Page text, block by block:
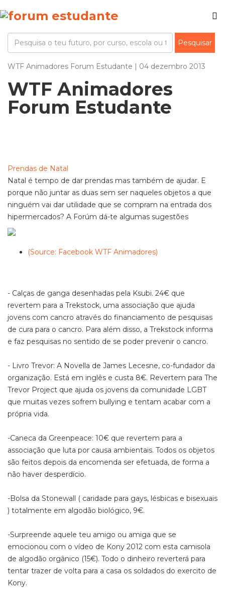
WTF Animadores Forum Estudante | 04 dezembro 2013
WTF Animadores
Forum Estudante
Prendas de Natal
Natal é tempo de dar prendas mas também de ajudar. E
porque não juntar as duas sem ser naqueles objetos a que
ninguém vai dar utilidade que se compram na entrada dos
hipermercados? A Forúm dá-te algumas sugestões
(Source: Facebook WTF Animadores)
- Calças de ganga desenhadas pela Ksubi. 24€ que
revertem para a Trekstock, uma associação que ajuda
jovens com cancro através do financiamento de pesquisas
de cura para o cancro. Para além disso, a Trekstock informa
e faz pesquisas no sentido de se poder prevenir o cancro.
- Livro Trevor: A Novella de James Lecesne, co-fundador da
organização. Está em inglês e custa 8€. Revertem para The
Trevor Project que ajuda os jovens da comunidade LGBT
que muitas vezes sofrem bullying e tentam acabar com a
própria vida.
-Caneca da Greenpeace: 10€ que revertem para a
associação que luta por causa ambientais. Todos os objetos
são feitos depois da encomenda ser efetuada, de forma a
não haver desperdício.
-Bolsa da Stonewall ( caridade para gays, lésbicas e bisexuais
) totalmente em algodão biológico, 9€.
-Surpreende aquele teu amigo ou amiga que se
emocionou com o vídeo de Kony 2012 com esta camisola
de algodão orgânico (15€). Todo o dinheiro reverterá para
tentar trazer de volta para a casa os soldados do exercito de
Kony.